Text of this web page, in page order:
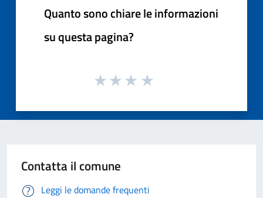
Quanto sono chiare le informazioni
su questa pagina?
Contatta il comune
Leggi le domande frequenti